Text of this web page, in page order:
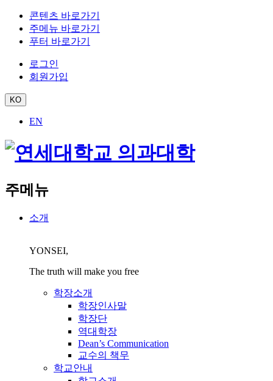
콘텐츠 바로가기
주메뉴 바로가기
푸터 바로가기
로그인
회원가입
KO
EN
주메뉴
소개
YONSEI,
The truth will make you free
학장소개
학장인사말
학장단
역대학장
Dean’s Communication
교수의 책무
학교안내